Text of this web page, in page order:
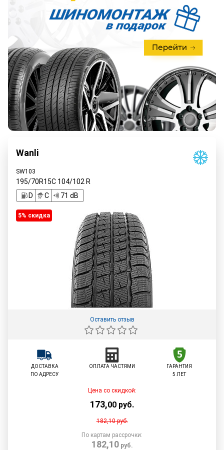
Wanli
SW103
195/70R15C 104/102 R
D
C 71 dB
5% cкидка
Оставить отзыв
ДОСТАВКА
ПО АДРЕСУ
ОПЛАТА ЧАСТЯМИ
ГАРАНТИЯ
5 ЛЕТ
Цена со скидкой:
173,00 руб.
182,10руб.
По картам рассрочки:
182,10руб.